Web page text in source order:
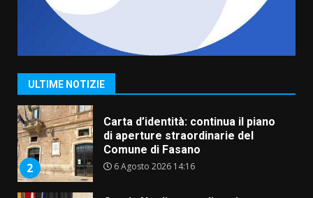
ULTIME NOTIZIE
1
Fasanese ferito a colpi di arma
da fuoco
6 Agosto 2026 18:13
2
Carta d’identità: continua il piano
di aperture straordinarie del
Comune di Fasano
6 Agosto 2026 14:16